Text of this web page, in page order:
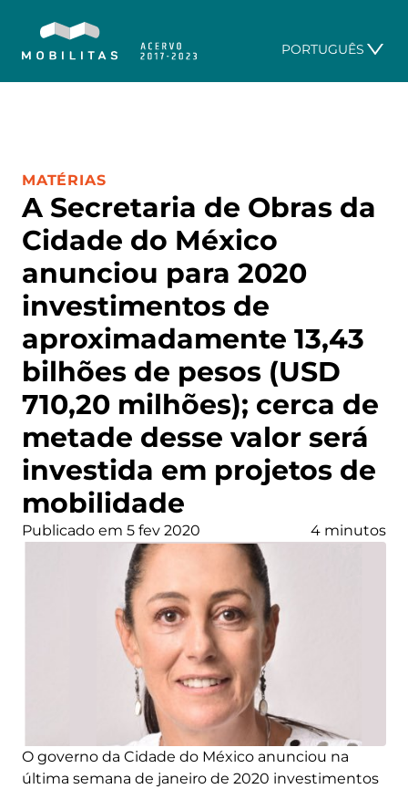
PORTUGUÊS
A Secretaria de Obras da
Cidade do México
anunciou para 2020
investimentos de
aproximadamente 13,43
bilhões de pesos (USD
710,20 milhões); cerca de
metade desse valor será
investida em projetos de
mobilidade
CATEGORIA:
MATÉRIAS
Publicado em 5 fev 2020 4 minutos
O governo da Cidade do México anunciou na
última semana de janeiro de 2020 investimentos